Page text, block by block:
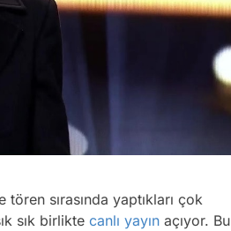
sırasında yaptıkları çok
sık birlikte canlı yayın açıyor. Bu